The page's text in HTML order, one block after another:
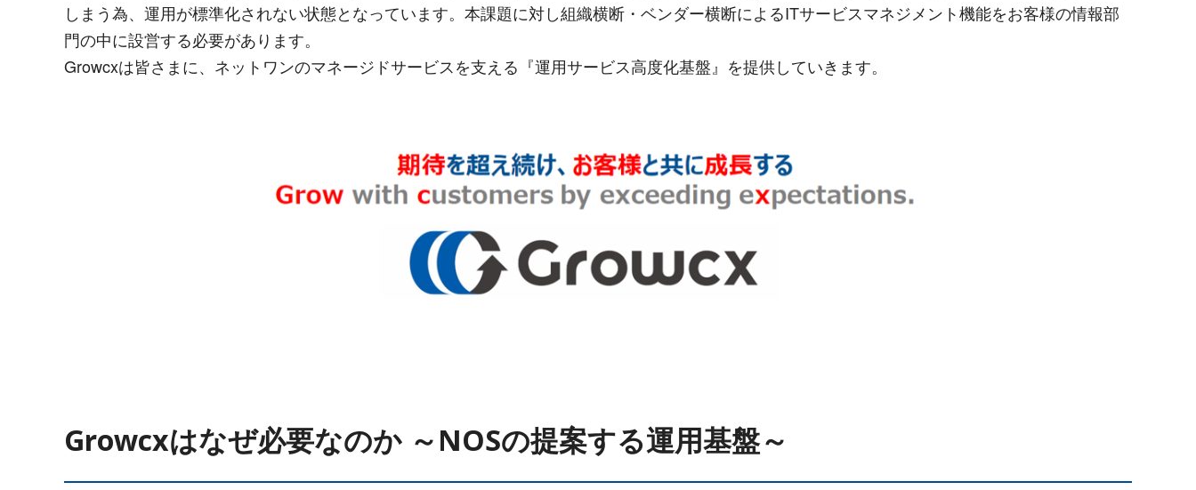
しまう為、運用が標準化されない状態となっています。本課題に対し組織横断・ベンダー横断によるITサービスマネジメント機能をお客様の情報部
門の中に設営する必要があります。
Growcxは皆さまに、ネットワンのマネージドサービスを支える『運用サービス高度化基盤』を提供していきます。
Growcxはなぜ必要なのか ～NOSの提案する運用基盤～